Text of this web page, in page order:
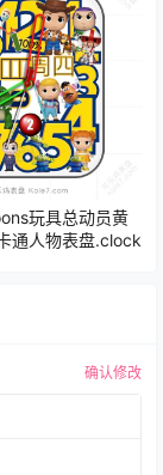
玩具总动员黄
通人物表盘.clock
确认修改